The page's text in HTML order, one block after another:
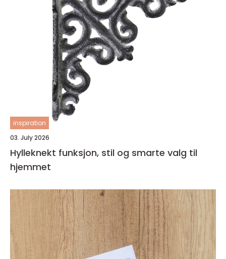
inspiration
03. July 2026
Hylleknekt funksjon, stil og smarte valg til
hjemmet